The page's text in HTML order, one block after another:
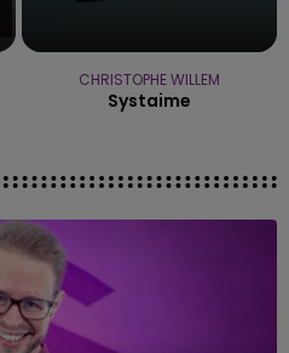
CHRISTOPHE WILLEM
Systaime